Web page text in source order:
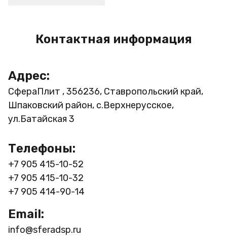
Контактная информация
Адрес:
СфераПлит , 356236, Ставропольский край,
Шпаковский район, с.Верхнерусское,
ул.Батайская 3
Телефоны:
+7 905 415-10-52
+7 905 415-10-32
+7 905 414-90-14
Email:
info@sferadsp.ru